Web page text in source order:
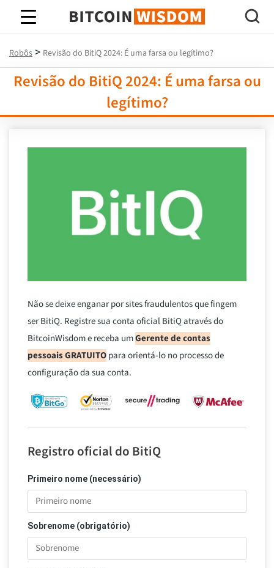
Sabedoria do Bitcoin
Robôs > Revisão do BitiQ 2024: É uma farsa ou legítimo?
Revisão do BitiQ 2024: É uma farsa ou
legítimo?
Não se deixe enganar por sites fraudulentos que fingem
ser BitiQ. Registre sua conta oficial BitiQ através do
BitcoinWisdom e receba umGerente de contas
pessoais GRATUITOpara orientá-lo no processo de
configuração da sua conta.
Registro oficial do BitiQ
Primeiro nome (necessário)
Sobrenome (obrigatório)